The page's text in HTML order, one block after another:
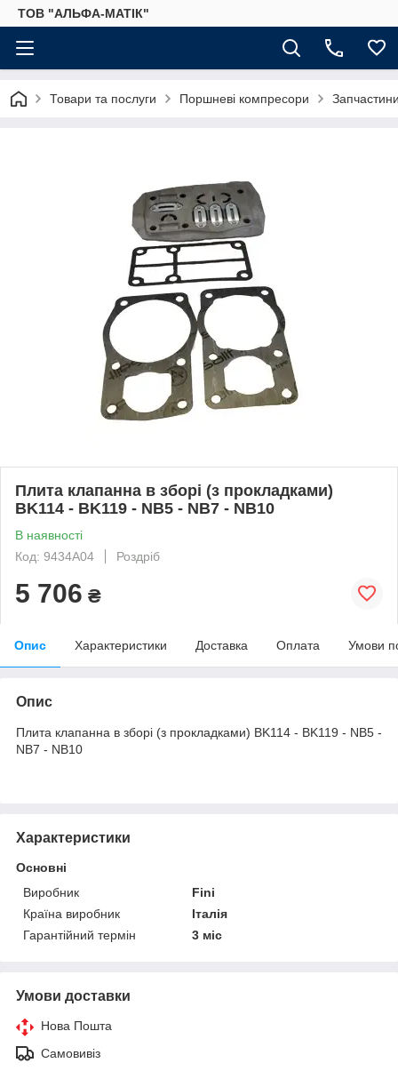
ТОВ "АЛЬФА-МАТІК"
Товари та послуги Поршневі компресори
Плита клапанна в зборі (з прокладками)
BK114 - BK119 - NB5 - NB7 - NB10
В наявності
Код: 9434A04
Роздріб
5 706 ₴
Опис Характеристики Доставка Оплата Умови
Опис
Плита клапанна в зборі (з прокладками) BK114 - BK119 - NB5 -
NB7 - NB10
Характеристики
Основні
Виробник
Fini
Країна виробник
Італія
Гарантійний термін
3 міс
Умови доставки
Нова Пошта
Самовивіз